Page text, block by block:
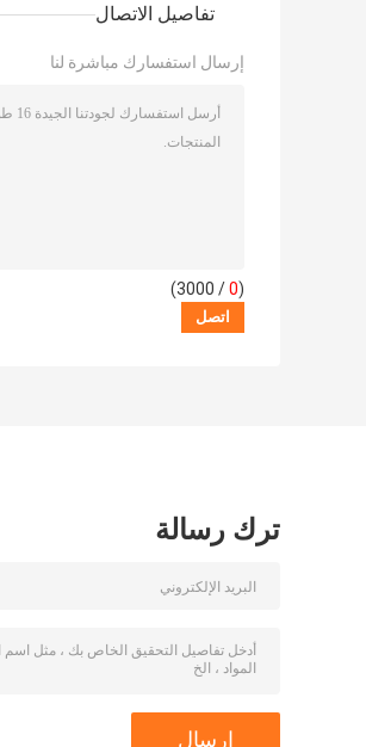
تفاصيل الاتصال
إرسال استفسارك مباشرة لنا
(
0
/ 3000)
ترك رسالة